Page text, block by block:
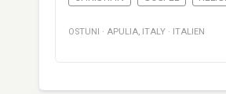
OSTUNI · APULIA, ITALY · ITALIEN